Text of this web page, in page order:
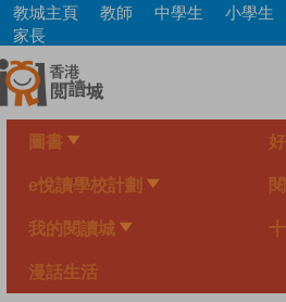
Skip
main
content
教城主頁 教師 中學生
小學生
家長
圖書
e悅讀學校計劃
我的閱讀城
漫話生活